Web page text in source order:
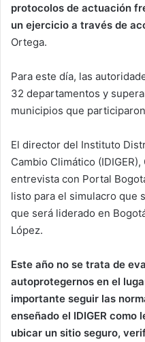
protocolos de actuación
un ejercicio a través de
Ortega.
Para este día, las
32 departamentos y
municipios que
El director del Instituto
Cambio Climático
entrevista con Portal
listo para el simulacro que
que será liderado en
López.
Este año no se trata de
autoprotegernos en el
importante seguir las
enseñado el IDIGER
ubicar un sitio seguro,